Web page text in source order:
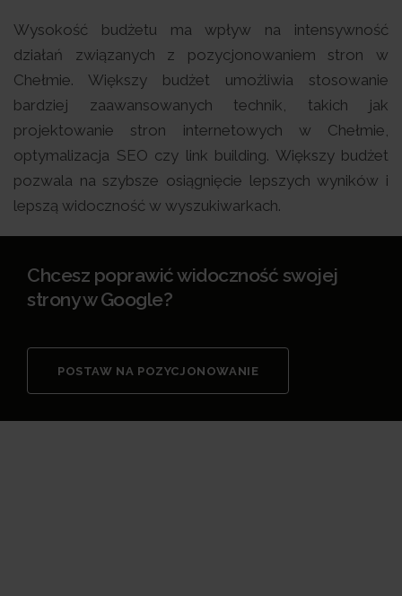
Wysokość budżetu ma wpływ na intensywność
działań związanych z pozycjonowaniem stron w
Chełmie. Większy budżet umożliwia stosowanie
bardziej zaawansowanych technik, takich jak
projektowanie stron internetowych w Chełmie,
optymalizacja SEO czy link building. Większy budżet
pozwala na szybsze osiągnięcie lepszych wyników i
lepszą widoczność w wyszukiwarkach.
Chcesz poprawić widoczność swojej
strony w Google?
POSTAW NA POZYCJONOWANIE